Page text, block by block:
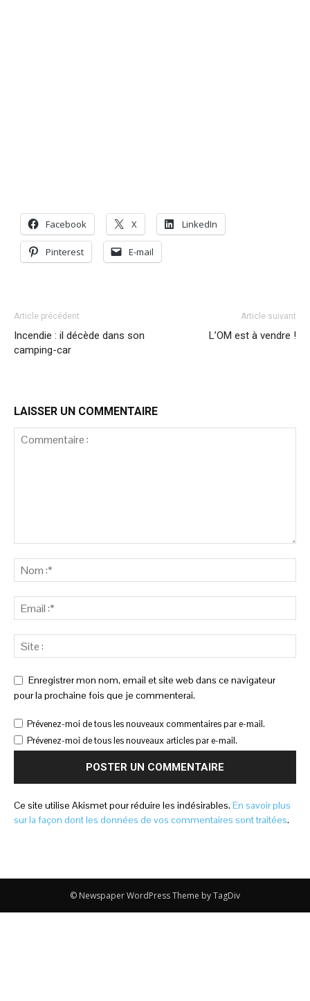
Facebook X LinkedIn
Pinterest E-mail
Article précédent
Incendie : il décède dans son
camping-car
Article suivant
L’OM est à vendre !
LAISSER UN COMMENTAIRE
Enregistrer mon nom, email et site web dans ce navigateur
pour la prochaine fois que je commenterai.
Prévenez-moi de tous les nouveaux commentaires par e-mail.
Prévenez-moi de tous les nouveaux articles par e-mail.
Ce site utilise Akismet pour réduire les indésirables. En savoir plus
sur la façon dont les données de vos commentaires sont traitées.
© Newspaper WordPress Theme by TagDiv